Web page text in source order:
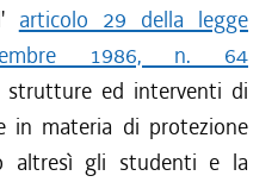
articolo 29 della legge
1986, n. 64
strutture ed interventi di
in materia di protezione
altresì gli studenti e la